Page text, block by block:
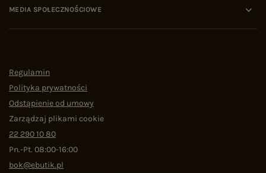
MEDIA SPOŁECZNOŚCIOWE
Regulamin
Polityka prywatności
Odstąpienie od umowy
Zarządzaj plikami cookie
22 290 10 80
Pn.-Pt. 08:00-16:00
bok@ebutik.pl